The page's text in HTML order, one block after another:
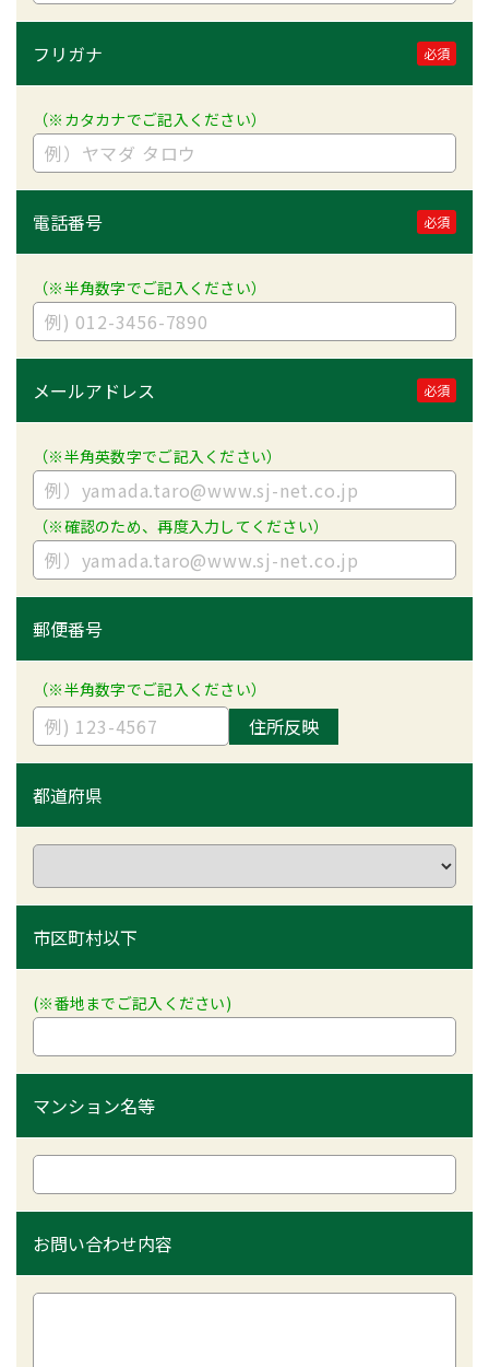
フリガナ 必須
（※カタカナでご記入ください）
電話番号 必須
（※半角数字でご記入ください）
メールアドレス 必須
（※半角英数字でご記入ください）
（※確認のため、再度入力してください）
郵便番号
（※半角数字でご記入ください）
住所反映
都道府県
市区町村以下
(※番地までご記入ください)
マンション名等
お問い合わせ内容